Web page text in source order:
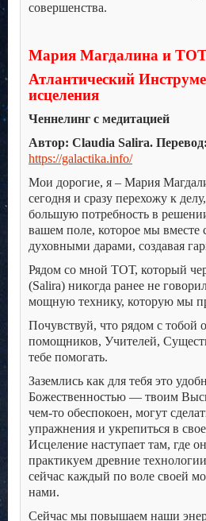
совершенства.
Мария Магдалина и
Атлантический
исцеления
Ченнелинг с медитацией
Автор: Claudia Salira.
https://galactika.info/
Мои дорогие, я – Мария
сегодня и сразу перехожу к
большую потребность в
вашем поле, которое мы вместе
духовными дарами, создавая
Рядом со мной ТОТ, который
(Salira) никогда ранее не
мощную технику, которую мы
Почувствуй, что рядом с тобой
помощников, Учителей,
тебе помогать.
Заземлись как для тебя это
Божественностью — твоим
чем-то обеспокоен, могут
упражнения и укрепиться в
Исцеление наступает там, где
практикуем древние
сейчас каждый по воле своей
нами.
Сейчас мы повышаем наши